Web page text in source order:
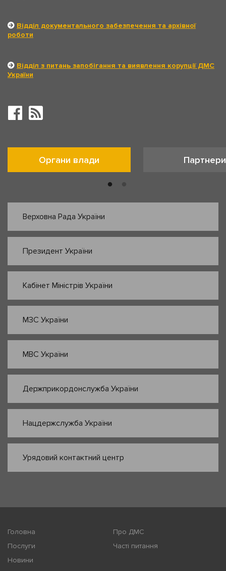
Відділ документального забезпечення та архівної
роботи
Відділ з питань запобігання та виявлення корупції ДМС
України
Органи влади Партнери
Верховна Рада України
Президент України
Кабінет Міністрів України
МЗС України
МВС України
Держприкордонслужба України
Нацдержслужба України
Урядовий контактний центр
Головна
Про ДМС
Послуги
Часті питання
Новини